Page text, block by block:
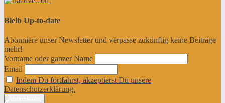
Bleib Up-to-date
Abonniere unser Newsletter und verpasse zukünftig keine Beiträge
mehr!
Vorname oder ganzer Name
Email
Indem Du fortfährst, akzeptierst Du unsere
Datenschutzerklärung.